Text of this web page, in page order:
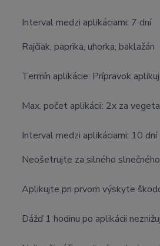
Interval medzi aplikáciami: 7 dní
Rajčiak, paprika, uhorka, baklažán
Termín aplikácie: Prípravok
Max. počet aplikácii: 2x za
Interval medzi aplikáciami: 10 dní
Neošetrujte za silného slnečného
Aplikujte pri prvom výskyte
Dážď 1 hodinu po aplikácii